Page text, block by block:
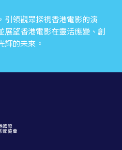
引領觀眾探視香港電影的演
展望香港電影在靈活應變、創
輝的未來。